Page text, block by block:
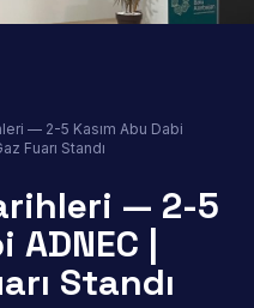
— 2-5 Kasım Abu Dabi
Fuarı Standı
— 2-5
ADNEC |
Standı